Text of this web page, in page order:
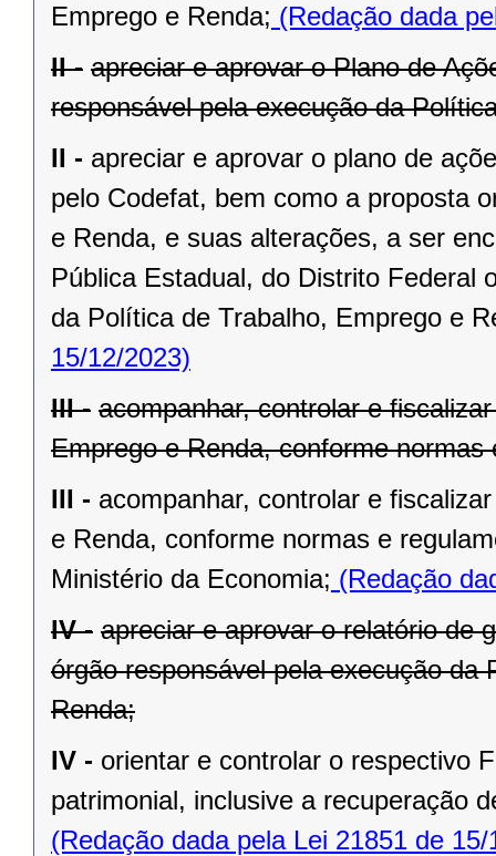
Emprego e Renda; (Redação dada
II - apreciar e aprovar o Plano de
responsável pela execução da
II - apreciar e aprovar o plano de
pelo Codefat, bem como a proposta
e Renda, e suas alterações, a ser
Pública Estadual, do Distrito Federal
da Política de Trabalho, Emprego e
15/12/2023)
III - acompanhar, controlar e
Emprego e Renda, conforme
III - acompanhar, controlar e
e Renda, conforme normas e
Ministério da Economia; (Redação
IV - apreciar e aprovar o relatório de
órgão responsável pela execução da
Renda;
IV - orientar e controlar o respectivo
patrimonial, inclusive a recuperação
(Redação dada pela Lei 21851 de 15/